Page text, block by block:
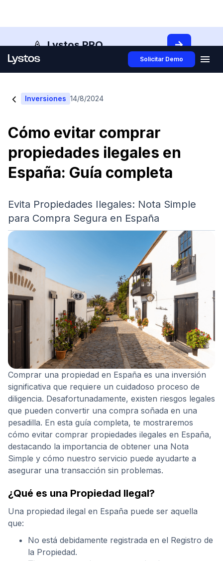
Lystos PRO
Solicitar Demo
< Inversiones 14/8/2024
Cómo evitar comprar
propiedades ilegales en
España: Guía completa
Evita Propiedades Ilegales: Nota Simple
para Compra Segura en España
Comprar una propiedad en España es una inversión
significativa que requiere un cuidadoso proceso de
diligencia. Desafortunadamente, existen riesgos legales
que pueden convertir una compra soñada en una
pesadilla. En esta guía completa, te mostraremos
cómo evitar comprar propiedades ilegales en España,
destacando la importancia de obtener una Nota
Simple y cómo nuestro servicio puede ayudarte a
asegurar una transacción sin problemas.
¿Qué es una Propiedad Ilegal?
Una propiedad ilegal en España puede ser aquella
que:
No está debidamente registrada en el Registro de
la Propiedad.